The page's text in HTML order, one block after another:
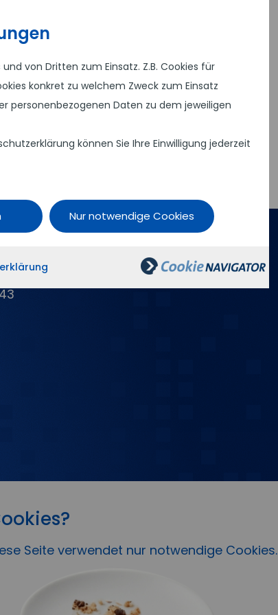
von Dritten zum Einsatz. Z.B. Cookies für
konkret zu welchem Zweck zum Einsatz
personenbezogenen Daten zu dem jeweiligen
können Sie Ihre Einwilligung jederzeit
Nur notwendige Cookies
Seite verwendet nur notwendige Cookies.